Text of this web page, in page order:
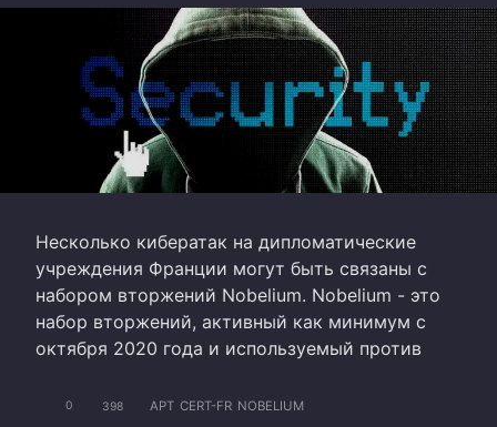
Несколько кибератак на дипломатические
учреждения Франции могут быть связаны с
набором вторжений Nobelium. Nobelium - это
набор вторжений, активный как минимум с
октября 2020 года и используемый против
0 398 APT CERT-FR NOBELIUM